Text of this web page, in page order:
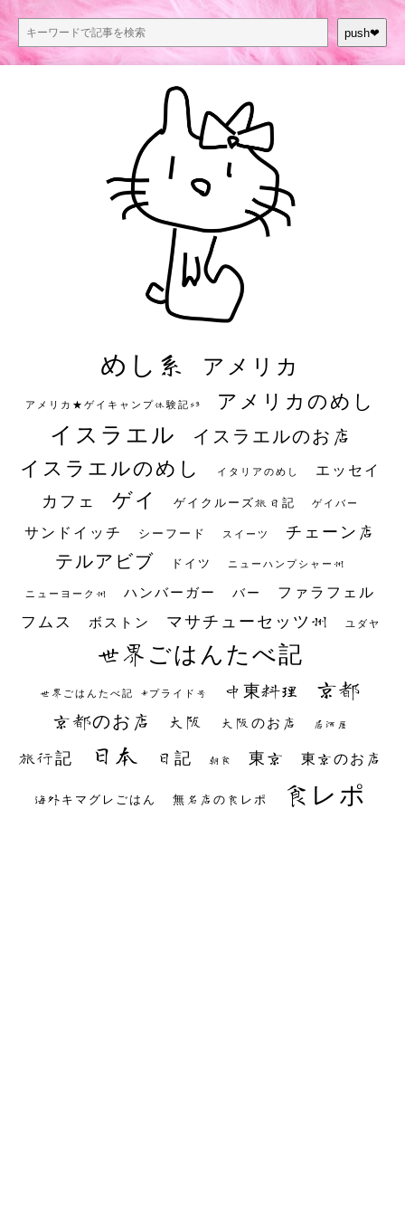
push❤︎
めし系 アメリカ
アメリカ★ゲイキャンプ体験記S3 アメリカのめし
イスラエル イスラエルのお店
イスラエルのめし イタリアのめし エッセイ
カフェ ゲイ ゲイクルーズ旅日記 ゲイバー
サンドイッチ シーフード スイーツ チェーン店
テルアビブ ドイツ ニューハンプシャー州
ニューヨーク州 ハンバーガー バー ファラフェル
フムス ボストン マサチューセッツ州 ユダヤ
世界ごはんたべ記
世界ごはんたべ記 #プライド号 中東料理 京都
京都のお店 大阪 大阪のお店 居酒屋
旅行記 日本 日記 朝食 東京 東京のお店
海外キマグレごはん 無名店の食レポ 食レポ